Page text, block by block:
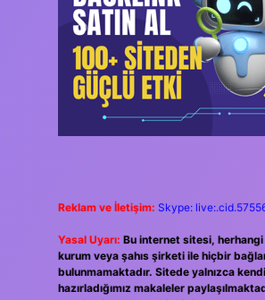
Reklam ve İletişim: Skype:
Yasal Uyarı: Bu internet sitesi,
kurum veya şahıs şirketi ile hiçbir
bulunmamaktadır. Sitede yalnızca kendi
hazırladığımız makaleler